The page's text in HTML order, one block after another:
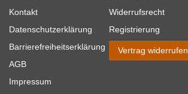
Kontakt
Datenschutzerklärung
Barrierefreiheitserklärung
AGB
Impressum
Widerrufsrecht
Registrierung
Vertrag widerrufen